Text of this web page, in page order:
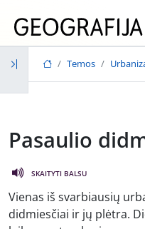
Temos
Pasaulio
SKAITYTI BALSU
Vienas iš svarbiausių
didmiesčiai ir jų plėtra.